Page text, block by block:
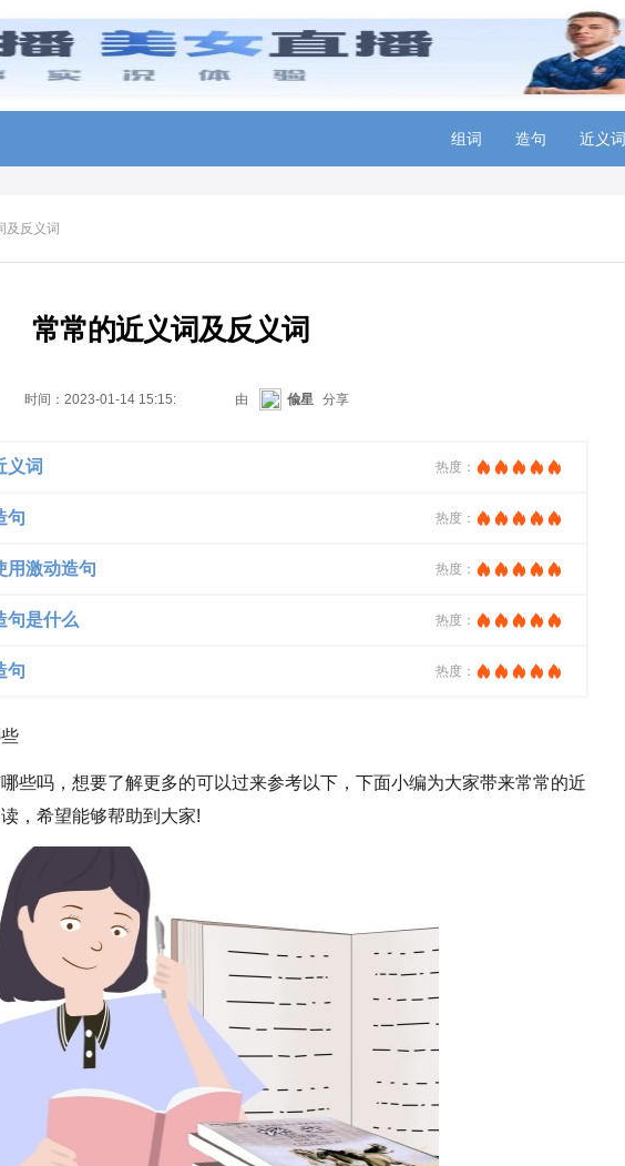
组词 造句 近义词
及反义词
常常的近义词及反义词
时间： 2023-01-14 15:15:05 由 偸星 分享
义词 热度：
句 热度：
用激动造句 热度：
句是什么 热度：
句 热度：
些吗，想要了解更多的可以过来参考以下，下面小编为大家带来常常的近
，希望能够帮助到大家!